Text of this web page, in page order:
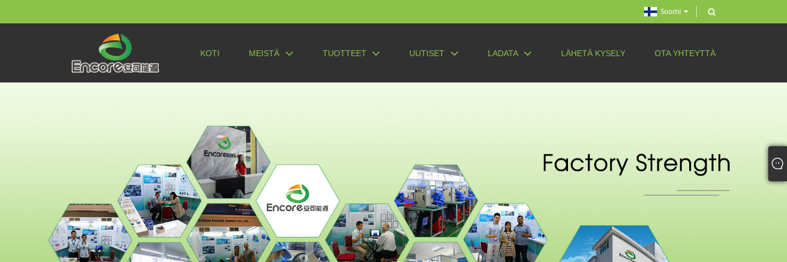
Suomi
KOTI MEISTÄ TUOTTEET UUTISET LADATA LÄHETÄ KYSELY OTA YHTEYTTÄ